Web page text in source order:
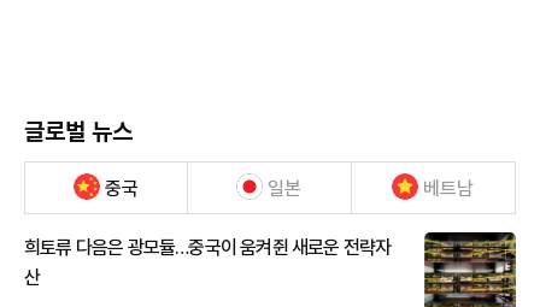
글로벌 뉴스
중국 일본 베트남
희토류 다음은 광모듈…중국이 움켜쥔 새로운 전략자
산